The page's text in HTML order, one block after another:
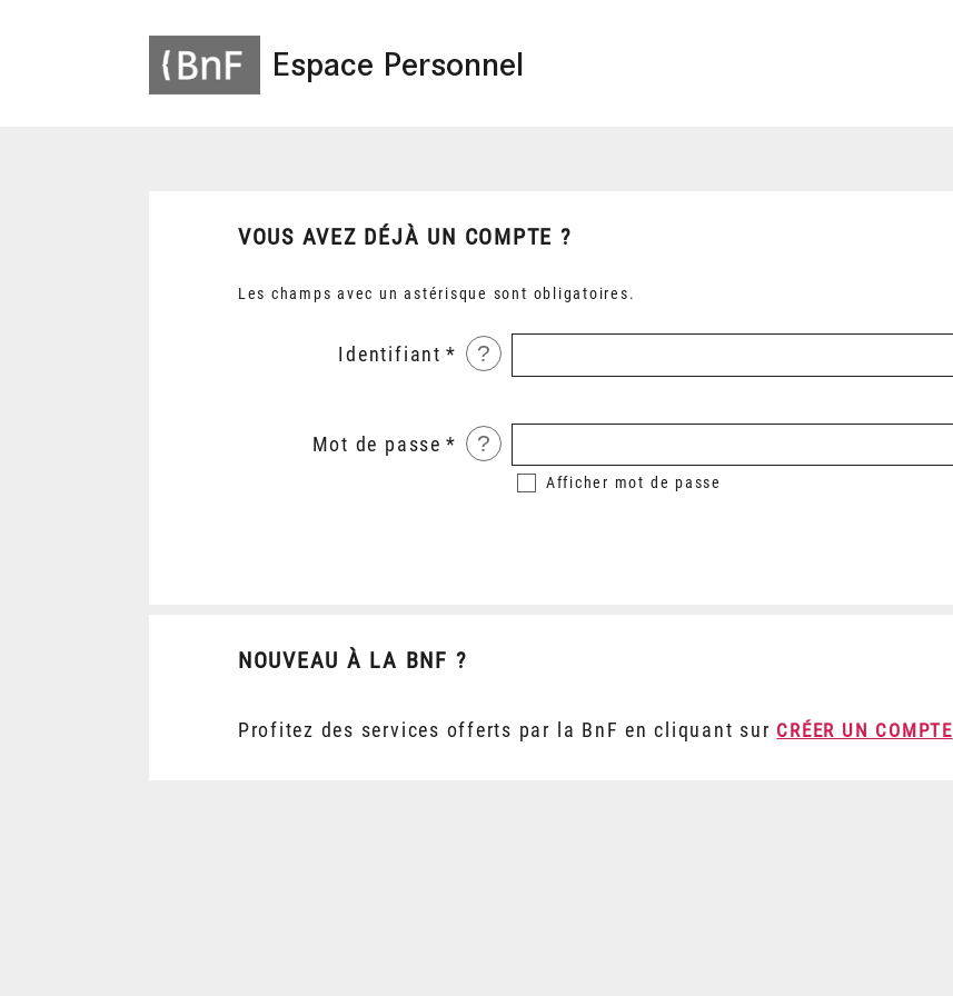
Espace Personnel
VOUS AVEZ DÉJÀ UN COMPTE ?
Les champs avec un astérisque sont obligatoires.
Identifiant ?
Mot de passe ?
Afficher mot de passe
NOUVEAU À LA BNF ?
Profitez des services offerts par la BnF en cliquant sur CRÉER UN COMPTE